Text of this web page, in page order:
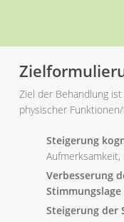
Ziel der Behandlung
physischer
Steigerung
Verbesserung
Stimmungslage
Steigerung der